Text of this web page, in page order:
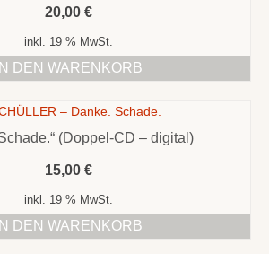
20,00 €
inkl. 19 % MwSt.
IN DEN WARENKORB
(Doppel-CD – digital)
15,00 €
inkl. 19 % MwSt.
IN DEN WARENKORB